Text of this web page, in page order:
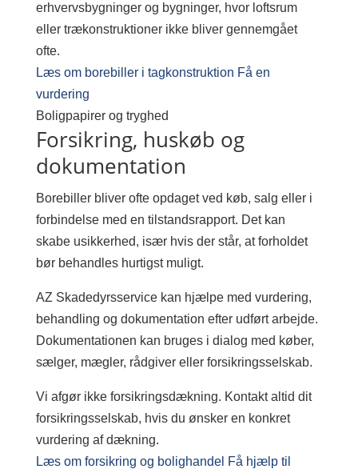
erhvervsbygninger og bygninger, hvor loftsrum
eller trækonstruktioner ikke bliver gennemgået
ofte.
Læs om borebiller i tagkonstruktion Få en
vurdering
Boligpapirer og tryghed
Forsikring, huskøb og
dokumentation
Borebiller bliver ofte opdaget ved køb, salg eller i
forbindelse med en tilstandsrapport. Det kan
skabe usikkerhed, især hvis der står, at forholdet
bør behandles hurtigst muligt.
AZ Skadedyrsservice kan hjælpe med vurdering,
behandling og dokumentation efter udført arbejde.
Dokumentationen kan bruges i dialog med køber,
sælger, mægler, rådgiver eller forsikringsselskab.
Vi afgør ikke forsikringsdækning. Kontakt altid dit
forsikringsselskab, hvis du ønsker en konkret
vurdering af dækning.
Læs om forsikring og bolighandel Få hjælp til